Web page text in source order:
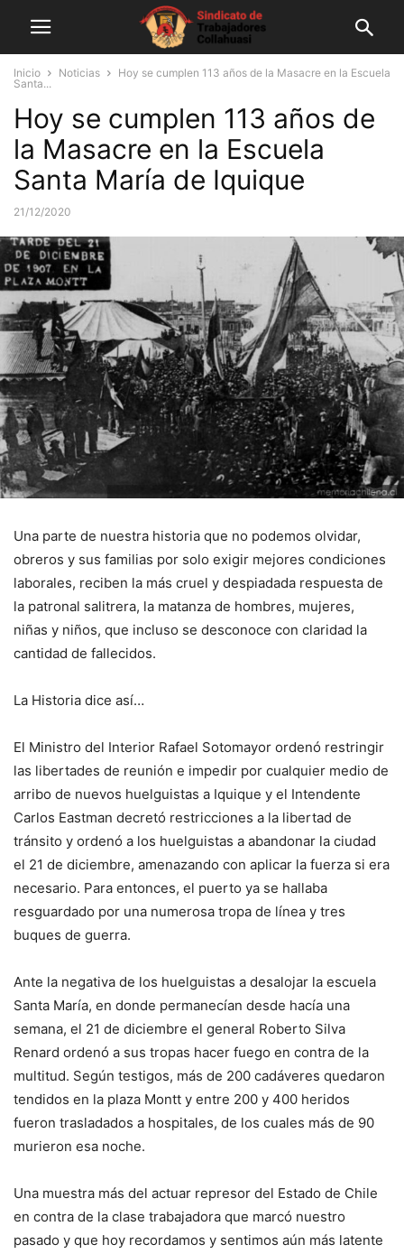
Inicio Noticias
Hoy se cumplen 113 años de la Masacre en la Escuela
Santa...
Hoy se cumplen 113 años de
la Masacre en la Escuela
Santa María de Iquique
21/12/2020
Una parte de nuestra historia que no podemos olvidar,
obreros y sus familias por solo exigir mejores condiciones
laborales, reciben la más cruel y despiadada respuesta de
la patronal salitrera, la matanza de hombres, mujeres,
niñas y niños, que incluso se desconoce con claridad la
cantidad de fallecidos.
La Historia dice así…
El Ministro del Interior Rafael Sotomayor ordenó restringir
las libertades de reunión e impedir por cualquier medio de
arribo de nuevos huelguistas a Iquique y el Intendente
Carlos Eastman decretó restricciones a la libertad de
tránsito y ordenó a los huelguistas a abandonar la ciudad
el 21 de diciembre, amenazando con aplicar la fuerza si era
necesario. Para entonces, el puerto ya se hallaba
resguardado por una numerosa tropa de línea y tres
buques de guerra.
Ante la negativa de los huelguistas a desalojar la escuela
Santa María, en donde permanecían desde hacía una
semana, el 21 de diciembre el general Roberto Silva
Renard ordenó a sus tropas hacer fuego en contra de la
multitud. Según testigos, más de 200 cadáveres quedaron
tendidos en la plaza Montt y entre 200 y 400 heridos
fueron trasladados a hospitales, de los cuales más de 90
murieron esa noche.
Una muestra más del actuar represor del Estado de Chile
en contra de la clase trabajadora que marcó nuestro
pasado y que hoy recordamos y sentimos aún más latente